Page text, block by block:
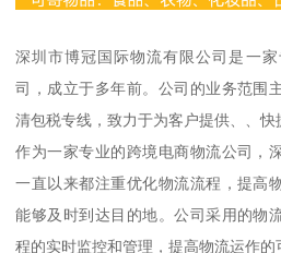
深圳市博冠国际物流有限公司是一
司，成立于多年前。公司的业务范围
清包税专线，致力于为客户提供、、快
作为一家专业的跨境电商物流公司，
一直以来都注重优化物流流程，提高
能够及时到达目的地。公司采用的物
程的实时监控和管理，提高物流运作的